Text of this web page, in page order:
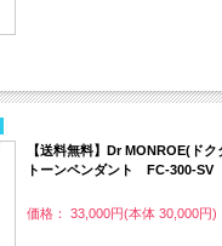
【送料無料】Dr MONROE(ド
トーンペンダント FC-300-SV
価格： 33,000円(本体 30,000円)